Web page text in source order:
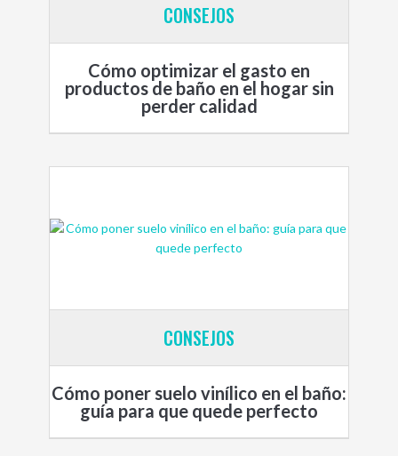
CONSEJOS
Cómo optimizar el gasto en
productos de baño en el hogar sin
perder calidad
CONSEJOS
Cómo poner suelo vinílico en el baño:
guía para que quede perfecto